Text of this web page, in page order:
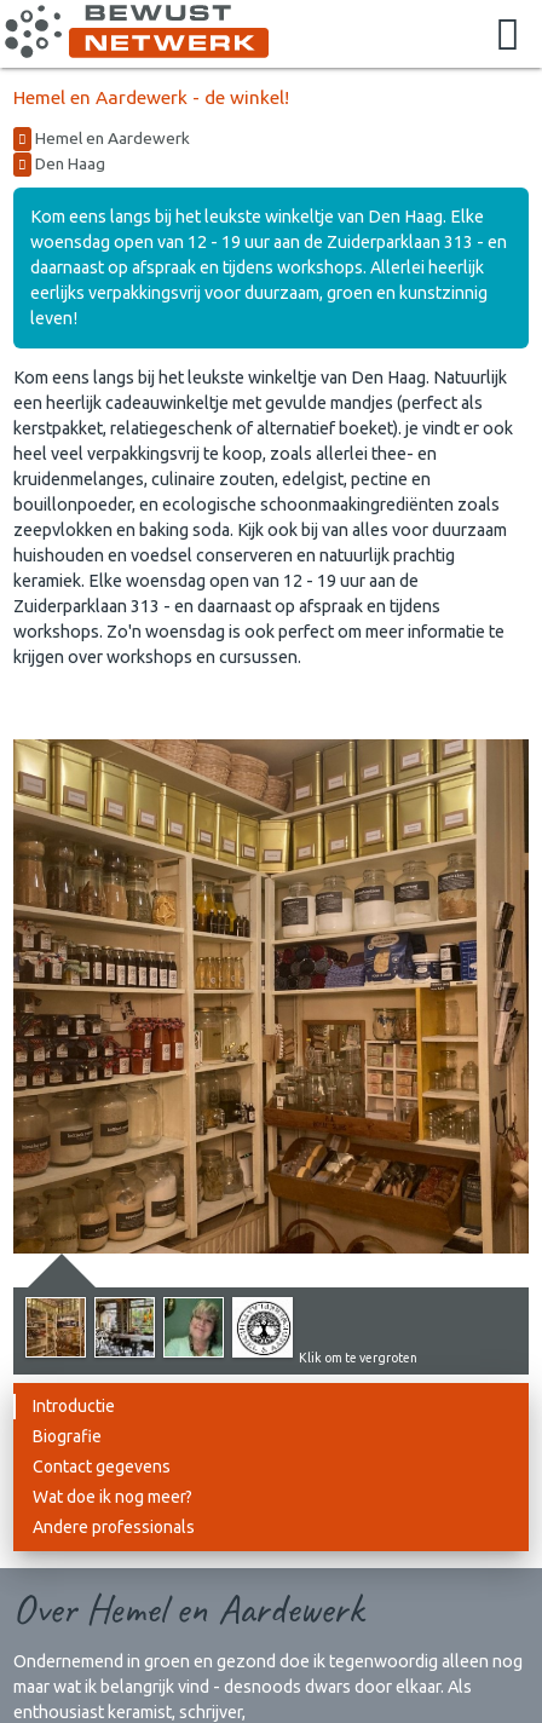
Hemel en Aardewerk - de winkel!
Hemel en Aardewerk
Den Haag
Kom eens langs bij het leukste winkeltje van Den Haag. Elke
woensdag open van 12 - 19 uur aan de Zuiderparklaan 313 - en
daarnaast op afspraak en tijdens workshops. Allerlei heerlijk
eerlijks verpakkingsvrij voor duurzaam, groen en kunstzinnig
leven!
Kom eens langs bij het leukste winkeltje van Den Haag. Natuurlijk
een heerlijk cadeauwinkeltje met gevulde mandjes (perfect als
kerstpakket, relatiegeschenk of alternatief boeket). je vindt er ook
heel veel verpakkingsvrij te koop, zoals allerlei thee- en
kruidenmelanges, culinaire zouten, edelgist, pectine en
bouillonpoeder, en ecologische schoonmaakingrediënten zoals
zeepvlokken en baking soda. Kijk ook bij van alles voor duurzaam
huishouden en voedsel conserveren en natuurlijk prachtig
keramiek. Elke woensdag open van 12 - 19 uur aan de
Zuiderparklaan 313 - en daarnaast op afspraak en tijdens
workshops. Zo'n woensdag is ook perfect om meer informatie te
krijgen over workshops en cursussen.
Klik om te vergroten
Introductie
Biografie
Contact gegevens
Wat doe ik nog meer?
Andere professionals
Over Hemel en Aardewerk
Ondernemend in groen en gezond doe ik tegenwoordig alleen nog
maar wat ik belangrijk vind - desnoods dwars door elkaar. Als
enthousiast keramist, schrijver,